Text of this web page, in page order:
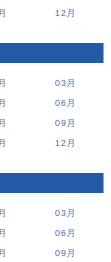
12
03
06
09
12
03
06
09